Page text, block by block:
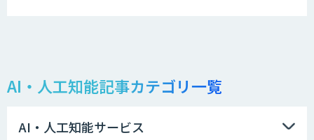
AI・人工知能記事カテゴリ一覧
AI・人工知能サービス